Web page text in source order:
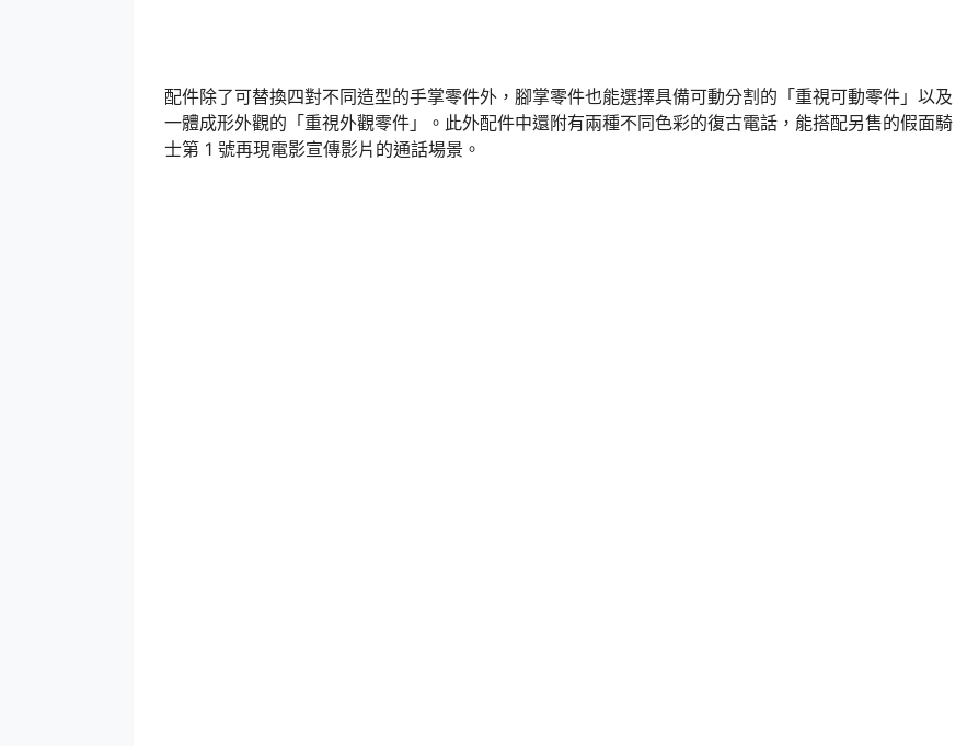
配件除了可替換四對不同造型的手掌零件外，腳掌零件也能選擇具備可動分割的「重視可動零件」以及
一體成形外觀的「重視外觀零件」。此外配件中還附有兩種不同色彩的復古電話，能搭配另售的假面騎
士第 1 號再現電影宣傳影片的通話場景。